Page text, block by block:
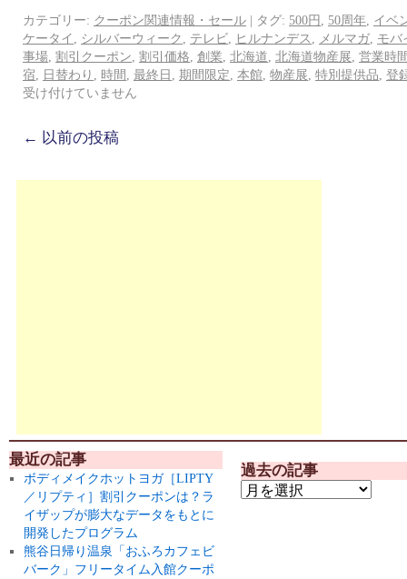
カテゴリー: クーポン関連情報・セール | タグ: 500円 50周年 イベ
ケータイ
シルバーウィーク テレビ ヒルナンデス メルマガ モバ
事場 割引クーポン 割引価格 創業 北海道 北海道物産展 営業時
宿
日替わり 時間 最終日 期間限定 本館 物産展 特別提供品 登
受け付けていません
← 以前の投稿
最近の記事
ボディメイクホットヨガ［LIPTY
／リプティ］割引クーポンは？ラ
イザップが膨大なデータをもとに
開発したプログラム
熊谷日帰り温泉「おふろカフェビ
バーク」フリータイム入館クーポ
過去の記事